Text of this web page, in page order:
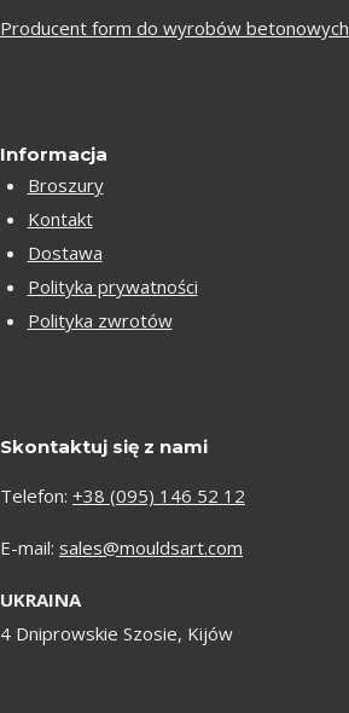
Producent form do wyrobów betonowych
Informacja
Broszury
Kontakt
Dostawa
Polityka prywatności
Polityka zwrotów
Skontaktuj się z nami
Telefon: +38 (095) 146 52 12
E-mail: sales@mouldsart.com
UKRAINA
4 Dniprowskie Szosie, Kijów